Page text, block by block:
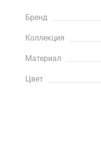
Бренд
Коллекция
Материал
Цвет